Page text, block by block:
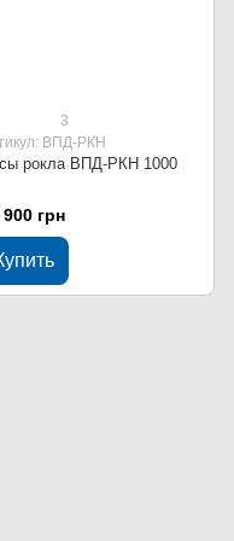
3
ВПД-РКН
рокла ВПД-РКН 1000
900 грн